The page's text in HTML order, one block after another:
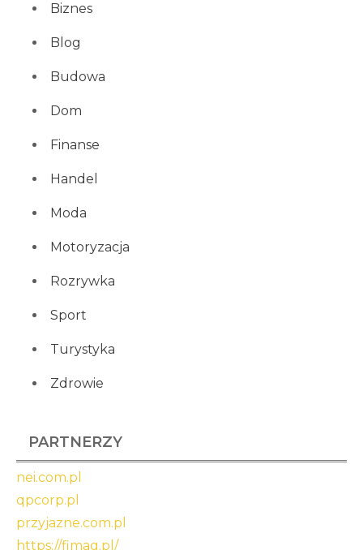
Biznes
Blog
Budowa
Dom
Finanse
Handel
Moda
Motoryzacja
Rozrywka
Sport
Turystyka
Zdrowie
PARTNERZY
nei.com.pl
qpcorp.pl
przyjazne.com.pl
https://fimag.pl/